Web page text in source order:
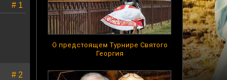
О предстоящем Турнире Святого
Георгия
# 1
# 2